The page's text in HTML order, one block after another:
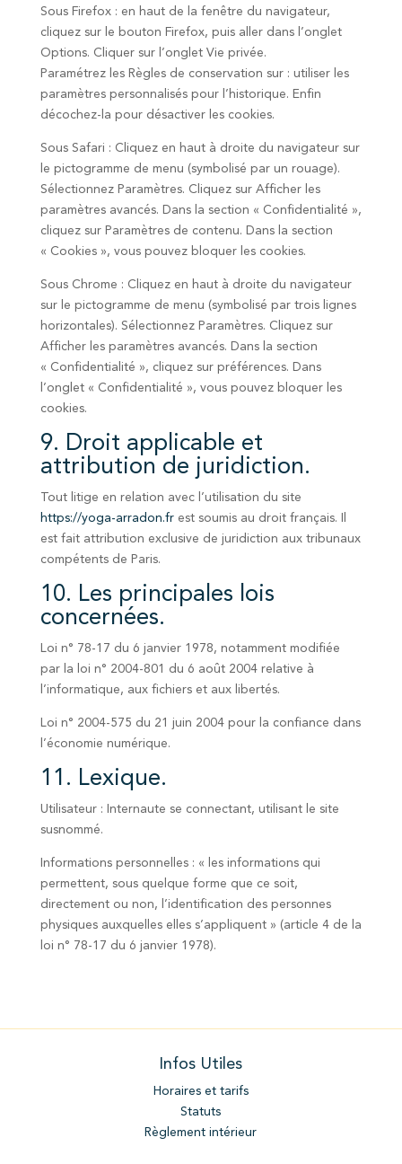
Sous Firefox : en haut de la fenêtre du navigateur,
cliquez sur le bouton Firefox, puis aller dans l’onglet
Options. Cliquer sur l’onglet Vie privée.
Paramétrez les Règles de conservation sur : utiliser les
paramètres personnalisés pour l’historique. Enfin
décochez-la pour désactiver les cookies.
Sous Safari : Cliquez en haut à droite du navigateur sur
le pictogramme de menu (symbolisé par un rouage).
Sélectionnez Paramètres. Cliquez sur Afficher les
paramètres avancés. Dans la section « Confidentialité »,
cliquez sur Paramètres de contenu. Dans la section
« Cookies », vous pouvez bloquer les cookies.
Sous Chrome : Cliquez en haut à droite du navigateur
sur le pictogramme de menu (symbolisé par trois lignes
horizontales). Sélectionnez Paramètres. Cliquez sur
Afficher les paramètres avancés. Dans la section
« Confidentialité », cliquez sur préférences. Dans
l’onglet « Confidentialité », vous pouvez bloquer les
cookies.
9. Droit applicable et
attribution de juridiction.
Tout litige en relation avec l’utilisation du site
https://yoga-arradon.frest soumis au droit français. Il
est fait attribution exclusive de juridiction aux tribunaux
compétents de Paris.
10. Les principales lois
concernées.
Loi n° 78-17 du 6 janvier 1978, notamment modifiée
par la loi n° 2004-801 du 6 août 2004 relative à
l’informatique, aux fichiers et aux libertés.
Loi n° 2004-575 du 21 juin 2004 pour la confiance dans
l’économie numérique.
11. Lexique.
Utilisateur : Internaute se connectant, utilisant le site
susnommé.
Informations personnelles : « les informations qui
permettent, sous quelque forme que ce soit,
directement ou non, l’identification des personnes
physiques auxquelles elles s’appliquent » (article 4 de la
loi n° 78-17 du 6 janvier 1978).
Infos Utiles
Horaires et tarifs
Statuts
Règlement intérieur